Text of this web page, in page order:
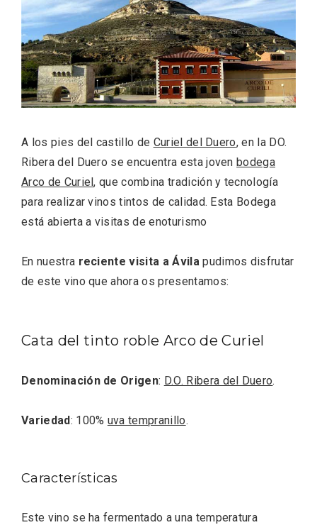
A los pies del castillo de Curiel del Duero, en la DO.
Ribera del Duero se encuentra esta jovenbodega
Arco de Curiel, que combina tradición y tecnología
para realizar vinos tintos de calidad. Esta Bodega
está abierta a visitas de enoturismo
En nuestra reciente visita a Ávilapudimos disfrutar
de este vino que ahora os presentamos:
Cata del tinto roble Arco de Curiel
Denominación de Origen: D.O. Ribera del Duero.
Variedad: 100% uva tempranillo.
Características
Este vino se ha fermentado a una temperatura
ACCEDER
Ultimas entradas
y Feria de Artesanía